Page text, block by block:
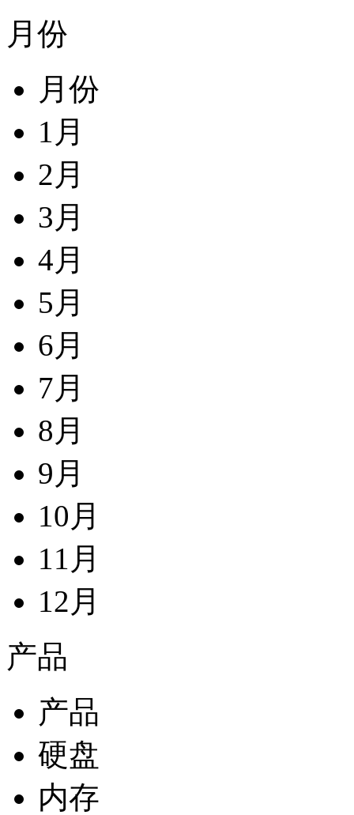
月份
月份
1月
2月
3月
4月
5月
6月
7月
8月
9月
10月
11月
12月
产品
产品
硬盘
内存